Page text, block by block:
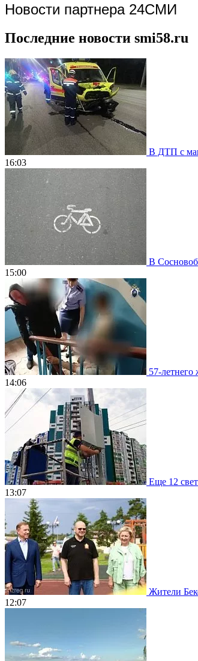
Новости партнера 24СМИ
Последние новости smi58.ru
В ДТП с
16:03
В
15:00
57-
14:06
Еще 12
13:07
Жители
12:07